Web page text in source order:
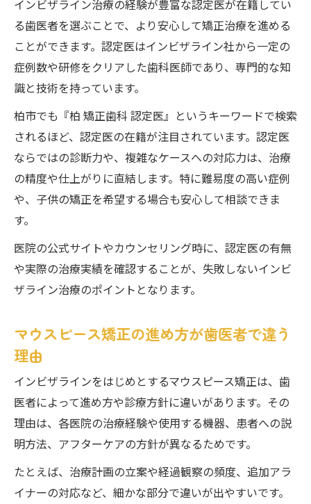
インビザライン治療の経験が豊富な認定医が在籍してい
る歯医者を選ぶことで、より安心して矯正治療を進める
ことができます。認定医はインビザライン社から一定の
症例数や研修をクリアした歯科医師であり、専門的な知
識と技術を持っています。
柏市でも『柏 矯正歯科 認定医』というキーワードで検索
されるほど、認定医の在籍が注目されています。認定医
ならではの診断力や、複雑なケースへの対応力は、治療
の精度や仕上がりに直結します。特に難易度の高い症例
や、子供の矯正を希望する場合も安心して相談できま
す。
医院の公式サイトやカウンセリング時に、認定医の有無
や実際の治療実績を確認することが、失敗しないインビ
ザライン治療のポイントとなります。
マウスピース矯正の進め方が歯医者で違う
理由
インビザラインをはじめとするマウスピース矯正は、歯
医者によって進め方や診療方針に違いがあります。その
理由は、各医院の治療経験や使用する機器、患者への説
明方法、アフターケアの方針が異なるためです。
たとえば、治療計画の立案や経過観察の頻度、追加アラ
イナーの対応など、細かな部分で違いが出やすいです。